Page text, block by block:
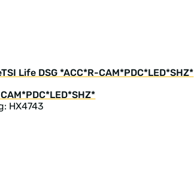
Life DSG *ACC*R-CAM*PDC*LED*SHZ*
HX4743